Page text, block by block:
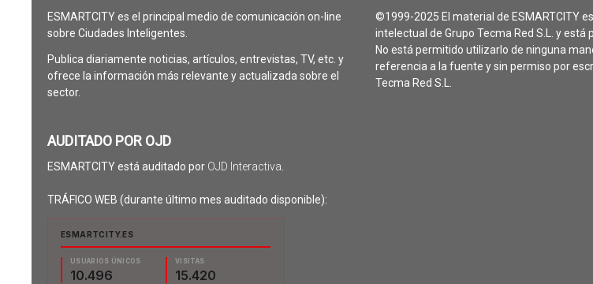
ESMARTCITY es el principal medio de comunicación on-line
sobre Ciudades Inteligentes.
Publica diariamente noticias, artículos, entrevistas, TV, etc. y
ofrece la información más relevante y actualizada sobre el
sector.
AUDITADO POR OJD
ESMARTCITY está auditado por OJD Interactiva
TRÁFICO WEB (durante último mes auditado disponible):
©1999-2025 El material de ESMARTCITY
intelectual de Grupo Tecma Red S.L. y está
No está permitido utilizarlo de ninguna
referencia a la fuente y sin permiso por
Tecma Red S.L.